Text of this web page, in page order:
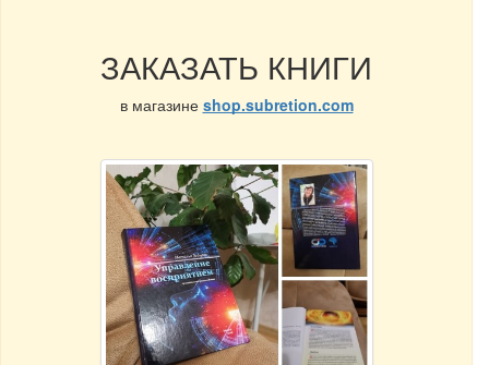
ЗАКАЗАТЬ КНИГИ
в магазине shop.subretion.com